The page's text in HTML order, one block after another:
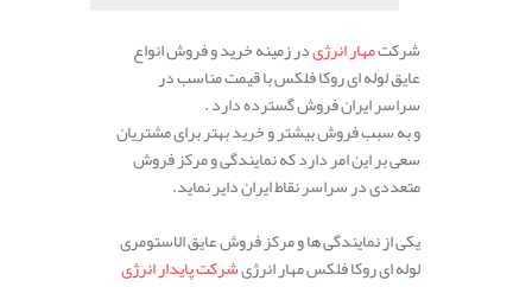
شرکتمهار انرژیدر زمینه خرید و فروش انواع
عایق لوله ای روکا فلکس با قیمت مناسب در
سراسر ایران فروش گسترده دارد .
و به سبب فروش بیشتر و خرید بهتر برای مشتریان
سعی بر این امر دارد که نمایندگی و مرکز فروش
متعددی در سراسر نقاط ایران دایر نماید.
یکی از نمایندگی ها و مرکز فروش عایق الاستومری
لوله ای روکا فلکس مهار انرژیشرکت پایدار انرژی